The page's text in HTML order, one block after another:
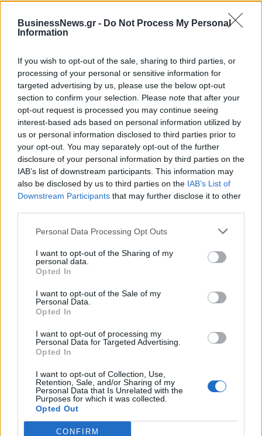
BusinessNews.gr - Do Not Process My Personal
Information
If you wish to opt-out of the sale, sharing to third parties, or
processing of your personal or sensitive information for
targeted advertising by us, please use the below opt-out
section to confirm your selection. Please note that after your
opt-out request is processed you may continue seeing
interest-based ads based on personal information utilized by
us or personal information disclosed to third parties prior to
your opt-out. You may separately opt-out of the further
disclosure of your personal information by third parties on the
IAB’s list of downstream participants. This information may
also be disclosed by us to third parties on the IAB’s List of
Downstream Participants that may further disclose it to other
Personal Data Processing Opt Outs
I want to opt-out of the Sharing of my
personal data.
Opted In
I want to opt-out of the Sale of my
Personal Data.
Opted In
I want to opt-out of processing my
Personal Data for Targeted Advertising.
Opted In
I want to opt-out of Collection, Use,
Retention, Sale, and/or Sharing of my
Personal Data that Is Unrelated with the
Purposes for which it was collected.
Opted Out
CONFIRM
Όμιλος AKTOR: Εξαγοράζει το
Στρατηγική συνεργασία με τη
Motor Oil
προσαρμοσμένο EBITDA στα 1,2
δισ. ευρώ
Η συμφωνία Arval-Athlon αναδιαμορφώνει την αγορά leasing
VW: Η δύσκολη εξίσωση της
αναδιάρθρωσης
Alpha Bank: Για πρώτη φορά το
Αρχαίο Θέατρο Επιδαύρου
άνοιξε τις πύλες του σε όλους
βιωσιμότητα σε καθημερινή πράξη
Stoiximan: «Πού ήσουν;» στις μεγάλες στιγμές του Ολυμπιακού
ΠΕΡΙΣΣΌΤΕΡΑ ΣΕ ΑΥΤΉ ΤΗΝ ΚΑΤΗΓΟΡΊΑ